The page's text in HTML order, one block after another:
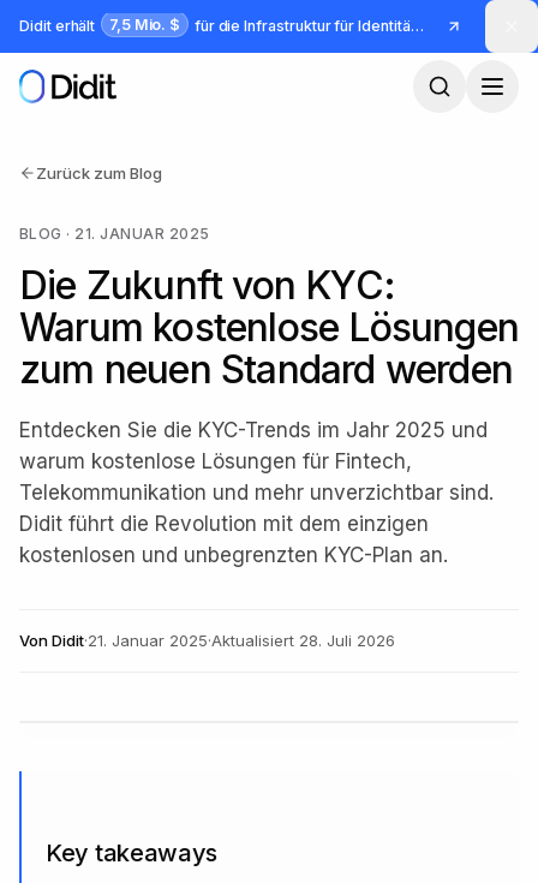
Zum Hauptinhalt springen
Didit erhält 7,5 Mio. $ für die Infrastruktur für Identität und Betrug
Zurück zum Blog
BLOG · 21. JANUAR 2025
Die Zukunft von KYC:
Warum kostenlose Lösungen
zum neuen Standard werden
Entdecken Sie die KYC-Trends im Jahr 2025 und
warum kostenlose Lösungen für Fintech,
Telekommunikation und mehr unverzichtbar sind.
Didit führt die Revolution mit dem einzigen
kostenlosen und unbegrenzten KYC-Plan an.
VonDidit·21. Januar 2025·Aktualisiert 28. Juli 2026
Key takeaways